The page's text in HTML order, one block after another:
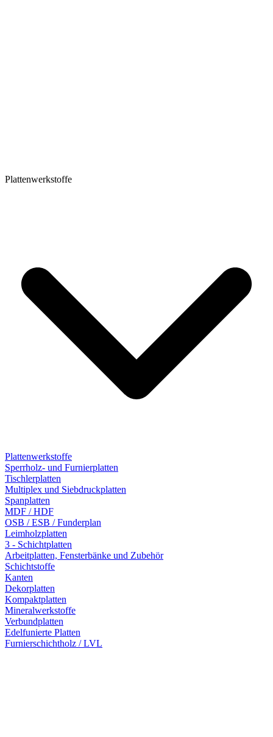
Plattenwerkstoffe
Plattenwerkstoffe
Sperrholz- und Furnierplatten
Tischlerplatten
Multiplex und Siebdruckplatten
Spanplatten
MDF / HDF
OSB / ESB / Funderplan
Leimholzplatten
3 - Schichtplatten
Arbeitplatten, Fensterbänke und Zubehör
Schichtstoffe
Kanten
Dekorplatten
Kompaktplatten
Mineralwerkstoffe
Verbundplatten
Edelfunierte Platten
Furnierschichtholz / LVL